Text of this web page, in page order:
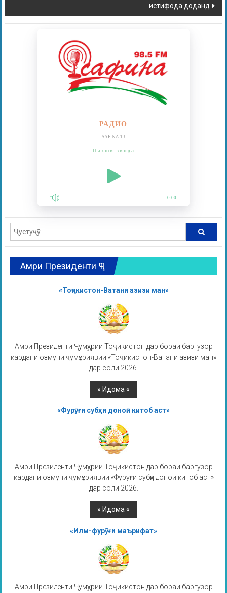
истифода доданд
РАДИО
SAFINA.TJ
Пахши зинда
0:00
Амри Президенти ҶТ
«Тоҷикистон-Ватани азизи ман»
Амри Президенти Ҷумҳурии Тоҷикистон дар бораи баргузор
кардани озмуни ҷумҳуриявии «Тоҷикистон-Ватани азизи ман»
дар соли 2026.
«Фурӯғи субҳи доноӣ китоб аст»
Амри Президенти Ҷумҳурии Тоҷикистон дар бораи баргузор
кардани озмуни ҷумҳуриявии «Фурӯғи субҳи доноӣ китоб аст»
дар соли 2026.
«Илм-фурӯғи маърифат»
Амри Президенти Ҷумҳурии Тоҷикистон дар бораи баргузор